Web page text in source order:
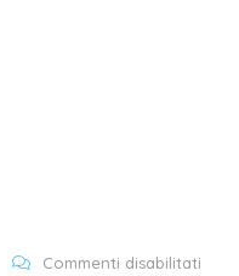
Commenti disabilitati